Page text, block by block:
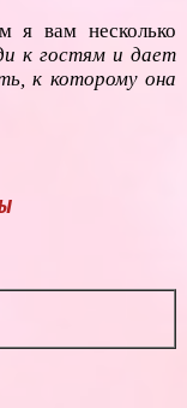
я вам несколько
к гостям и дает
к которому она